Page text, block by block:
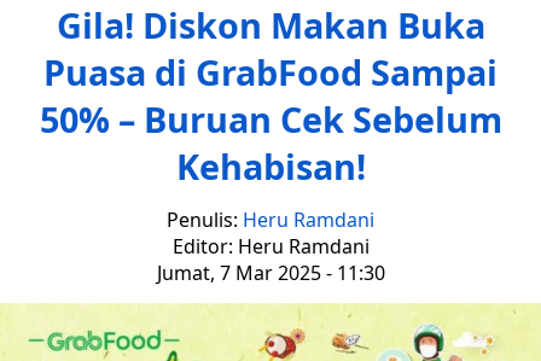
Gila! Diskon Makan Buka
Puasa di GrabFood Sampai
50% – Buruan Cek Sebelum
Kehabisan!
Penulis: Heru Ramdani
Editor: Heru Ramdani
Jumat, 7 Mar 2025 - 11:30